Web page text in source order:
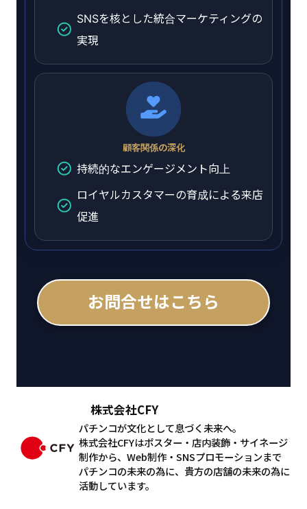
SNSを核とした統合マーケティングの
実現
顧客関係の深化
持続的なエンゲージメント向上
ロイヤルカスタマーの育成による来店
促進
お問合せはこちら
株式会社CFY
パチンコが文化として息づく未来へ。
株式会社CFYはポスター・店内装飾・サイネージ
制作から、Web制作・SNSプロモーションまで
パチンコの未来の為に、貴方の店舗の未来の為に
活動しています。